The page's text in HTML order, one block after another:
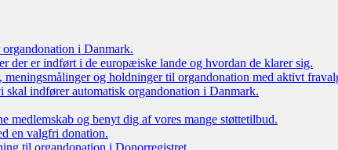
i Danmark.
der er indført i de europæiske lande og hvordan de klarer sig.
meningsmålinger og holdninger til organdonation med aktivt
skal indfører automatisk organdonation i Danmark.
medlemskab og benyt dig af vores mange støttetilbud.
en valgfri donation.
til organdonation i Donorregistret.